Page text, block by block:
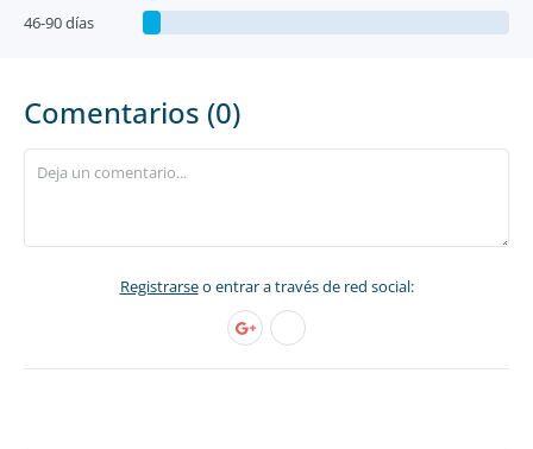
46-90 días
Comentarios (0)
Registrarseo entrar a través de red social: